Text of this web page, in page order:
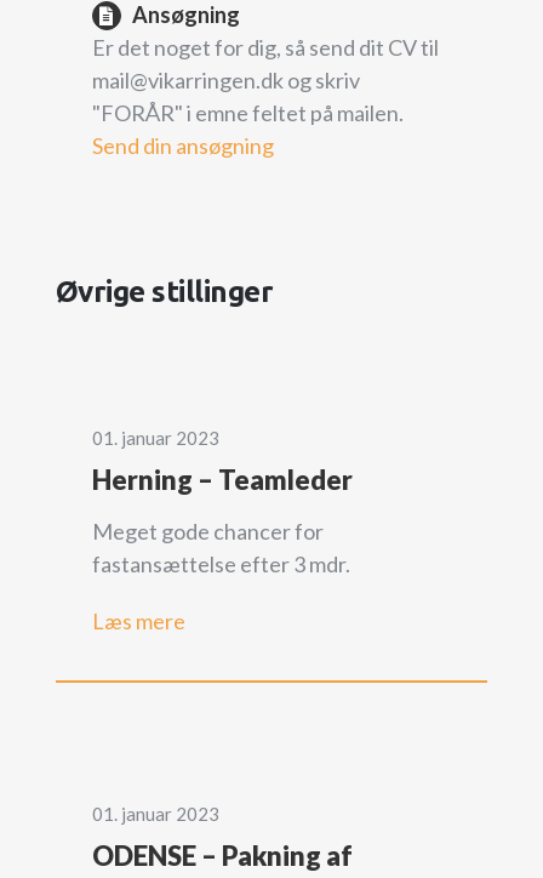
Ansøgning
Er det noget for dig, så send dit CV til
mail@vikarringen.dk og skriv
"FORÅR" i emne feltet på mailen.
Send din ansøgning
Øvrige stillinger
01. januar 2023
Herning – Teamleder
Meget gode chancer for
fastansættelse efter 3 mdr.
Læs mere
01. januar 2023
ODENSE – Pakning af